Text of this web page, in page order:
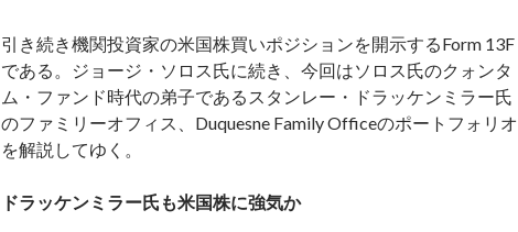
引き続き機関投資家の米国株買いポジションを開示するForm 13F
である。ジョージ・ソロス氏に続き、今回はソロス氏のクォンタ
ム・ファンド時代の弟子であるスタンレー・ドラッケンミラー氏
のファミリーオフィス、Duquesne Family Officeのポートフォリオ
を解説してゆく。
ドラッケンミラー氏も米国株に強気か